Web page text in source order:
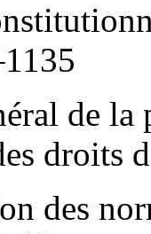
de la
droits
des